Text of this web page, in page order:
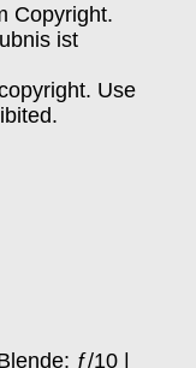
Copyright.
ist
Use
ƒ/10 |